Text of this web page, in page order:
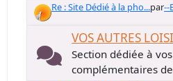
Re : Site Dédié à la pho...par--
VOS AUTRES
Section dédiée à
complémentaires